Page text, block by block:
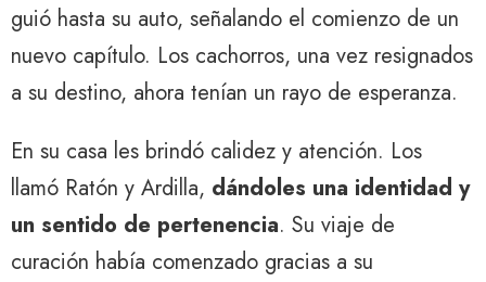
guió hasta su auto, señalando el comienzo de un
nuevo capítulo. Los cachorros, una vez resignados
a su destino, ahora tenían un rayo de esperanza.
En su casa les brindó calidez y atención. Los
llamó Ratón y Ardilla, dándoles una identidad y
un sentido de pertenencia. Su viaje de
curación había comenzado gracias a su